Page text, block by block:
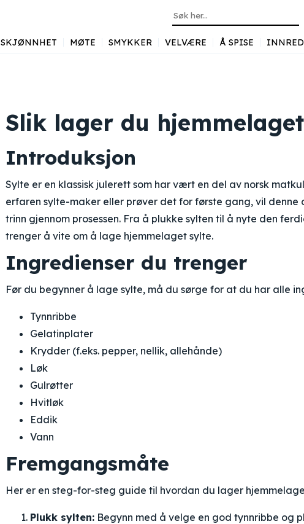
SKJØNNHET MØTE SMYKKER VELVÆRE Å SPISE
Slik lager du
Introduksjon
Sylte er en klassisk julerett som har vært en del av norsk
erfaren sylte-maker eller prøver det for første gang, vil
trinn gjennom prosessen. Fra å plukke sylten til å nyte den
trenger å vite om å lage hjemmelaget sylte.
Ingredienser du trenger
Før du begynner å lage sylte, må du sørge for at du har alle
Tynnribbe
Gelatinplater
Krydder (f.eks. pepper, nellik, allehånde)
Løk
Gulrøtter
Hvitløk
Eddik
Vann
Fremgangsmåte
Her er en steg-for-steg guide til hvordan du lager
Plukk sylten: Begynn med å velge en god tynnribbe og